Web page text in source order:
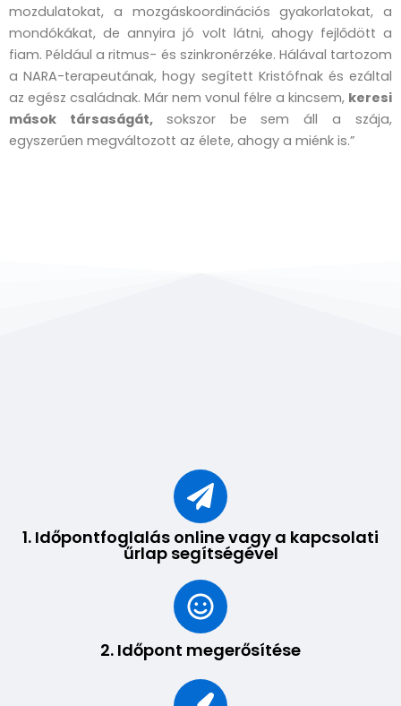
mozdulatokat, a mozgáskoordinációs gyakorlatokat, a
mondókákat, de annyira jó volt látni, ahogy fejlődött a
fiam. Például a ritmus- és szinkronérzéke. Hálával tartozom
a NARA-terapeutának, hogy segített Kristófnak és ezáltal
az egész családnak. Már nem vonul félre a kincsem, keresi
mások társaságát, sokszor be sem áll a szája,
egyszerűen megváltozott az élete, ahogy a miénk is.”
1. Időpontfoglalás online vagy a kapcsolati
űrlap segítségével
2. Időpont megerősítése